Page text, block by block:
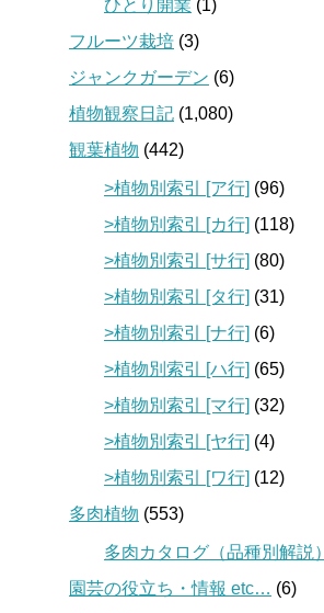
ひとり開業 (1)
フルーツ栽培 (3)
ジャンクガーデン (6)
植物観察日記 (1,080)
観葉植物 (442)
>植物別索引 [ア行] (96)
>植物別索引 [カ行] (118)
>植物別索引 [サ行] (80)
>植物別索引 [タ行] (31)
>植物別索引 [ナ行] (6)
>植物別索引 [ハ行] (65)
>植物別索引 [マ行] (32)
>植物別索引 [ヤ行] (4)
>植物別索引 [ワ行] (12)
多肉植物 (553)
多肉カタログ（品種別解説）
園芸の役立ち・情報 etc… (6)